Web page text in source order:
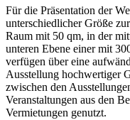
Für die Präsentation der
unterschiedlicher Größe
Raum mit 50 qm, in der
unteren Ebene einer mit
verfügen über eine
Ausstellung hochwertiger
zwischen den
Veranstaltungen aus den
Vermietungen genutzt.